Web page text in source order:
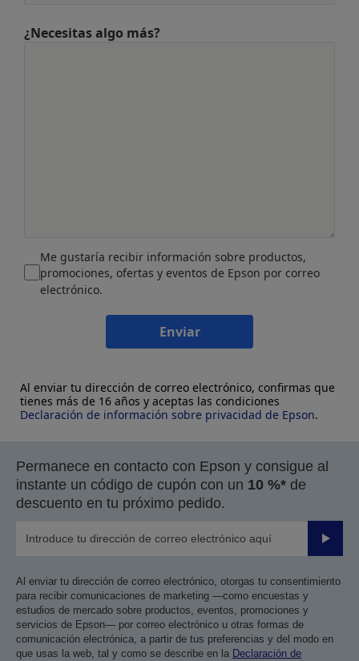
¿Necesitas algo más?
Me gustaría recibir información sobre productos,
promociones, ofertas y eventos de Epson por correo
electrónico.
Enviar
Al enviar tu dirección de correo electrónico, confirmas que
tienes más de 16 años y aceptas las condiciones
Declaración de información sobre privacidad de Epson.
Permanece en contacto con Epson y consigue al
instante un código de cupón con un 10 %* de
descuento en tu próximo pedido.
Enviar
Al enviar tu dirección de correo electrónico, otorgas tu consentimiento
para recibir comunicaciones de marketing —como encuestas y
estudios de mercado sobre productos, eventos, promociones y
servicios de Epson— por correo electrónico u otras formas de
comunicación electrónica, a partir de tus preferencias y del modo en
que usas la web, tal y como se describe en la Declaración de